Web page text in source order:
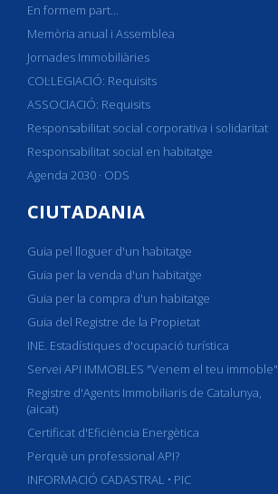
En formem part...
Memòria anual i Assemblea
Jornades Immobiliàries
COL·LEGIACIÓ: Requisits
ASSOCIACIÓ: Requisits
Responsabilitat social corporativa i solidaritat
Responsabilitat social en habitatge
Agenda 2030 · ODS
CIUTADANIA
Guia pel lloguer d'un habitatge
Guia per la venda d'un habitatge
Guia per la compra d'un habitatge
Guia del Registre de la Propietat
INE. Estadístiques d'ocupació turística
Servei API IMMOBLES "Venem el teu immoble"
Registre d'Agents Immobiliaris de Catalunya,
(aicat)
Certificat d'Eficiència Energètica
Perquè un professional API?
INFORMACIÓ CADASTRAL • PIC